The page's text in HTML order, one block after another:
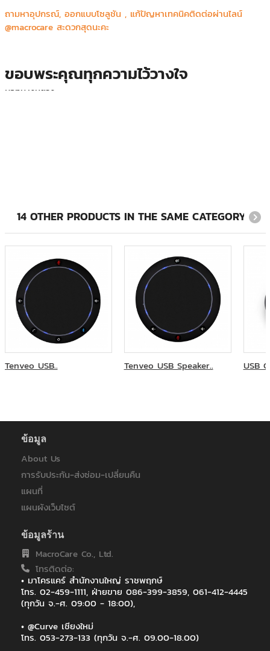
ถามหาอุปกรณ์, ออกแบบโซลูชัน , แก้ปัญหาเทคนิคติดต่อผ่านไลน์
@macrocare สะดวกสุดนะคะ
ขอบพระคุณทุกความไว้วางใจ
Asian Institute of Technology (AIT)
สำนักงานอัยการคุ้มครองสิทธิและช่วยเหลือทางกฎหมายและการบังคับ
คดี จังหวัดพิษณุโลก
กรมทางหลวง
14 OTHER PRODUCTS IN THE SAME CATEGORY:
Tenveo USB.. Tenveo USB Speaker.. USB
ข้อมูล
About Us
การรับประกัน-ส่งซ่อม-เปลี่ยนคืน
แผนที่
แผนผังเว็บไซต์
ข้อมูลร้าน
MacroCare Co., Ltd.
โทรติดต่อ:
• มาโครแคร์ สำนักงานใหญ่ ราชพฤกษ์
โทร. 02-459-1111, ฝ่ายขาย 086-399-3859, 061-412-4445
(ทุกวัน จ.-ศ. 09:00 - 18:00),
• @Curve เชียงใหม่
โทร. 053-273-133 (ทุกวัน จ.-ศ. 09.00-18.00)